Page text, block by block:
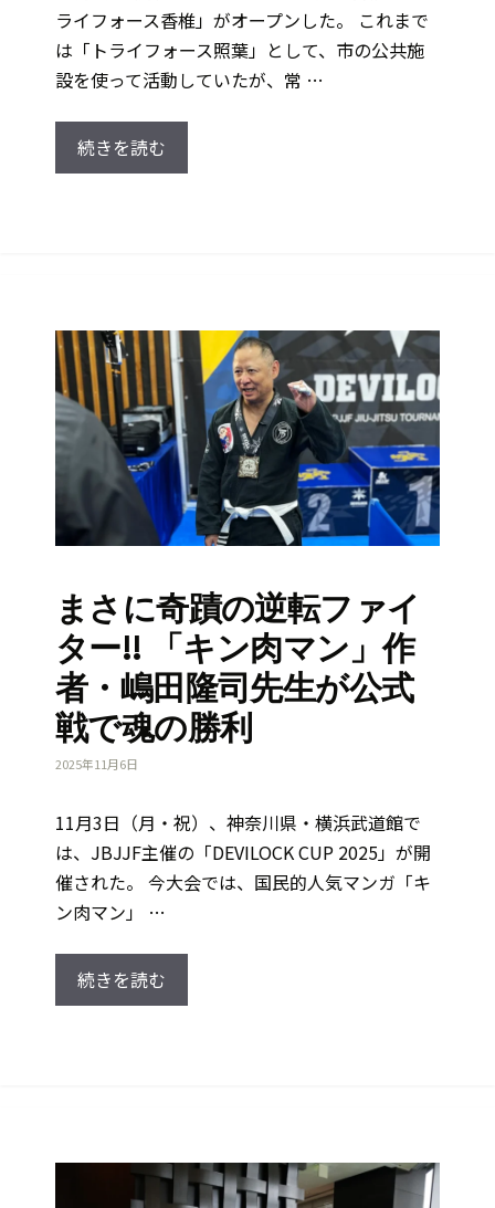
ライフォース香椎」がオープンした。 これまで
は「トライフォース照葉」として、市の公共施
設を使って活動していたが、常 …
続きを読む
まさに奇蹟の逆転ファイ
ター!! 「キン肉マン」作
者・嶋田隆司先生が公式
戦で魂の勝利
2025年11月6日
11月3日（月・祝）、神奈川県・横浜武道館で
は、JBJJF主催の「DEVILOCK CUP 2025」が開
催された。 今大会では、国民的人気マンガ「キ
ン肉マン」 …
続きを読む